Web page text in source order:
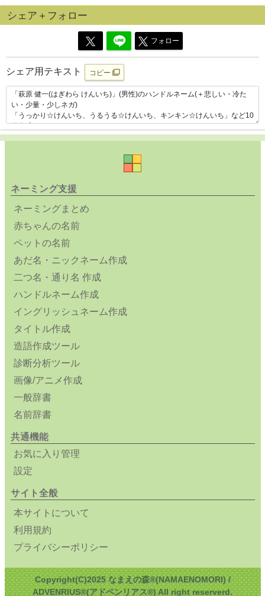
シェア＋フォロー
フォロー
シェア用テキスト コピー
ネーミング支援
ネーミングまとめ
赤ちゃんの名前
ペットの名前
あだ名・ニックネーム作成
二つ名・通り名 作成
ハンドルネーム作成
イングリッシュネーム作成
タイトル作成
造語作成ツール
診断分析ツール
画像/アニメ作成
一般辞書
名前辞書
共通機能
お気に入り管理
設定
サイト全般
本サイトについて
利用規約
プライバシーポリシー
Copyright(C)2025 なまえの森®(NAMAENOMORI) /
ADVENRIUS®(アドベンリアス®) All right reserverd.